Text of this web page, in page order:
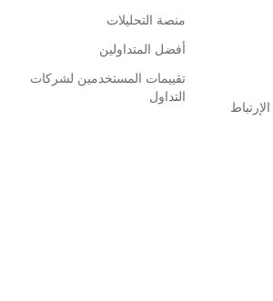
منصة التحليلات
أفضل المتداولين
تقييمات المستخدمين لشركات
التداول